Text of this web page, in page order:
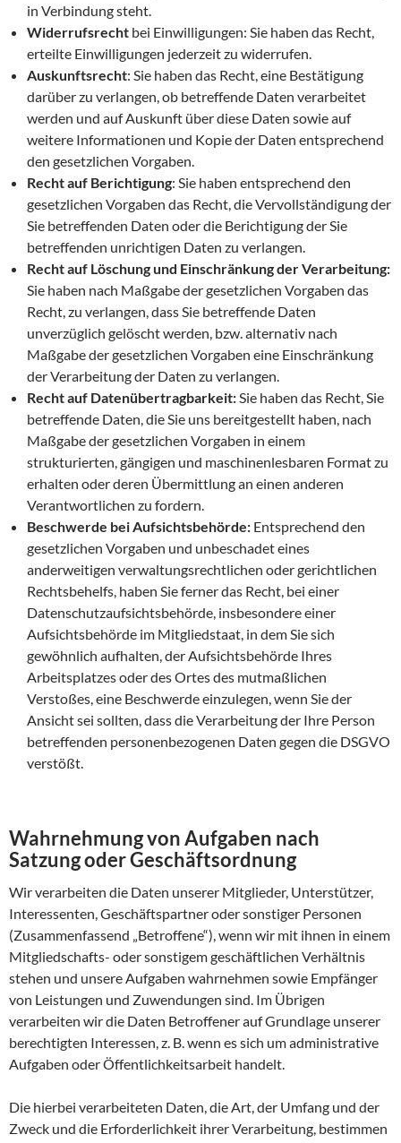
in Verbindung steht.
Widerrufsrecht bei Einwilligungen: Sie haben das Recht,
erteilte Einwilligungen jederzeit zu widerrufen.
Auskunftsrecht: Sie haben das Recht, eine Bestätigung
darüber zu verlangen, ob betreffende Daten verarbeitet
werden und auf Auskunft über diese Daten sowie auf
weitere Informationen und Kopie der Daten entsprechend
den gesetzlichen Vorgaben.
Recht auf Berichtigung: Sie haben entsprechend den
gesetzlichen Vorgaben das Recht, die Vervollständigung der
Sie betreffenden Daten oder die Berichtigung der Sie
betreffenden unrichtigen Daten zu verlangen.
Recht auf Löschung und Einschränkung der Verarbeitung:
Sie haben nach Maßgabe der gesetzlichen Vorgaben das
Recht, zu verlangen, dass Sie betreffende Daten
unverzüglich gelöscht werden, bzw. alternativ nach
Maßgabe der gesetzlichen Vorgaben eine Einschränkung
der Verarbeitung der Daten zu verlangen.
Recht auf Datenübertragbarkeit: Sie haben das Recht, Sie
betreffende Daten, die Sie uns bereitgestellt haben, nach
Maßgabe der gesetzlichen Vorgaben in einem
strukturierten, gängigen und maschinenlesbaren Format zu
erhalten oder deren Übermittlung an einen anderen
Verantwortlichen zu fordern.
Beschwerde bei Aufsichtsbehörde: Entsprechend den
gesetzlichen Vorgaben und unbeschadet eines
anderweitigen verwaltungsrechtlichen oder gerichtlichen
Rechtsbehelfs, haben Sie ferner das Recht, bei einer
Datenschutzaufsichtsbehörde, insbesondere einer
Aufsichtsbehörde im Mitgliedstaat, in dem Sie sich
gewöhnlich aufhalten, der Aufsichtsbehörde Ihres
Arbeitsplatzes oder des Ortes des mutmaßlichen
Verstoßes, eine Beschwerde einzulegen, wenn Sie der
Ansicht sei sollten, dass die Verarbeitung der Ihre Person
betreffenden personenbezogenen Daten gegen die DSGVO
verstößt.
Wahrnehmung von Aufgaben nach
Satzung oder Geschäftsordnung
Wir verarbeiten die Daten unserer Mitglieder, Unterstützer,
Interessenten, Geschäftspartner oder sonstiger Personen
(Zusammenfassend „Betroffene“), wenn wir mit ihnen in einem
Mitgliedschafts- oder sonstigem geschäftlichen Verhältnis
stehen und unsere Aufgaben wahrnehmen sowie Empfänger
von Leistungen und Zuwendungen sind. Im Übrigen
verarbeiten wir die Daten Betroffener auf Grundlage unserer
berechtigten Interessen, z. B. wenn es sich um administrative
Aufgaben oder Öffentlichkeitsarbeit handelt.
Die hierbei verarbeiteten Daten, die Art, der Umfang und der
Zweck und die Erforderlichkeit ihrer Verarbeitung, bestimmen